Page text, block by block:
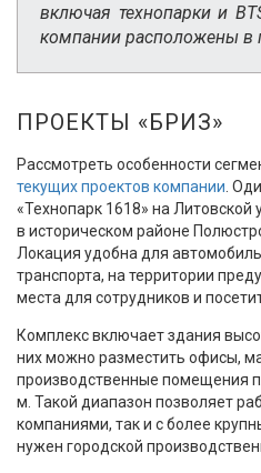
включая технопарки и
компании расположены в
ПРОЕКТЫ «БРИЗ»
Рассмотреть особенности
текущих проектов компании .
«Технопарк 1618» на
в историческом районе
Локация удобна для
транспорта, на территории
места для сотрудников и
Комплекс включает здания
них можно разместить офисы,
производственные помещения
м. Такой диапазон позволяет
компаниями, так и с более
нужен городской